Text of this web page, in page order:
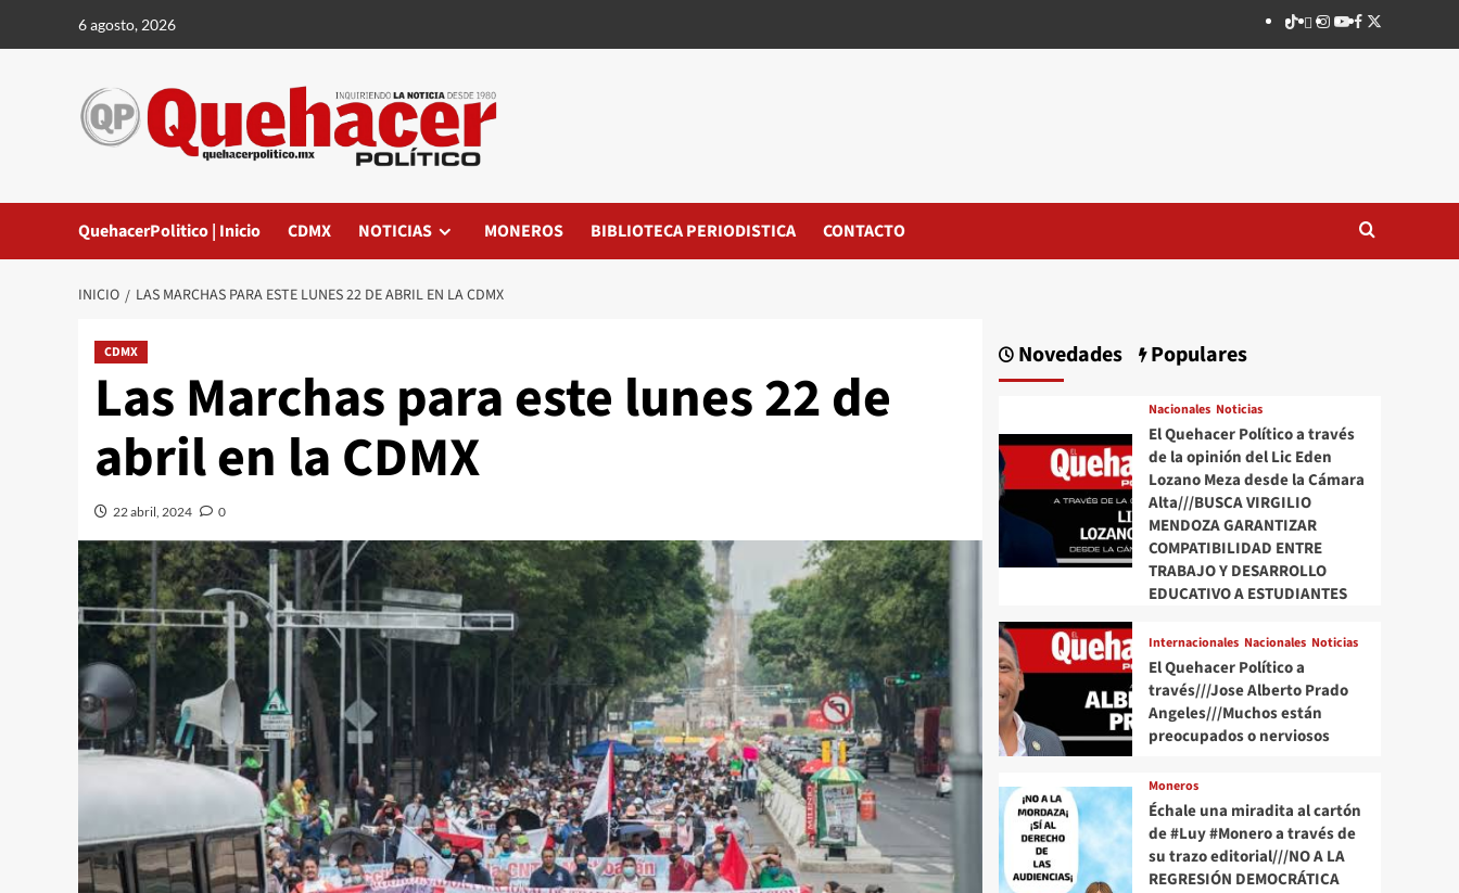
6 agosto, 2026 TikTok
threads
Instagram
Youtube
Facebook
X
QuehacerPolitico | Inicio CDMX NOTICIAS MONEROS BIBLIOTECA PERIODISTICA CONTACTO
INICIO LAS MARCHAS PARA ESTE LUNES 22 DE ABRIL EN LA CDMX
CDMX
Las Marchas para este lunes 22 de
abril en la CDMX
22 abril, 2024 0
Novedades Populares
Nacionales Noticias
El Quehacer Político a través
de la opinión del Lic Eden
Lozano Meza desde la Cámara
Alta///BUSCA VIRGILIO
MENDOZA GARANTIZAR
COMPATIBILIDAD ENTRE
TRABAJO Y DESARROLLO
EDUCATIVO A ESTUDIANTES
Internacionales Nacionales Noticias
El Quehacer Político a
través///Jose Alberto Prado
Angeles///Muchos están
preocupados o nerviosos
Moneros
Échale una miradita al cartón
de #Luy #Monero a través de
su trazo editorial///NO A LA
REGRESIÓN DEMOCRÁTICA